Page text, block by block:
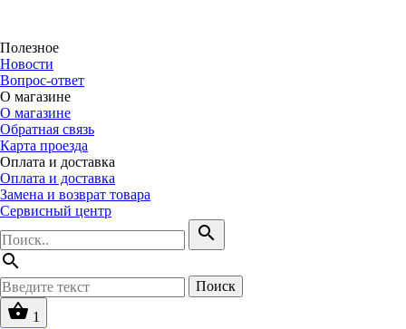
Полезное
Новости
Вопрос-ответ
О магазине
О магазине
Обратная связь
Карта проезда
Оплата и доставка
Оплата и доставка
Замена и возврат товара
Сервисный центр
search
search
Поиск
shopping_basket 1